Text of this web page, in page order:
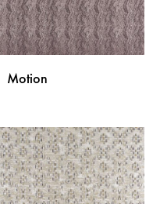
Motion
NA
LISTU
ŽELJA